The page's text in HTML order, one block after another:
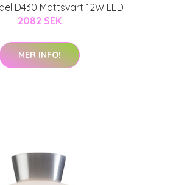
D430 Mattsvart 12W LED
2082 SEK
MER INFO!